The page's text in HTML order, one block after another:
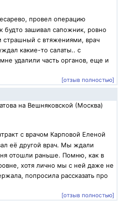
провел операцию
будто зашивал сапожник, ровно
страшный с втяжениями, врач
какие-то салаты.. с
удалили часть органов, еще и
[отзыв полностью]
на Вешняковской (Москва)
с врачом Карповой Еленой
её другой врач. Мы ждали
отошли раньше. Помню, как в
хотя лично мы с ней даже не
попросила рассказать про
[отзыв полностью]